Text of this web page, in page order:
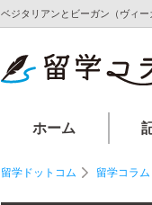
ベジタリアンとビーガン（ヴィ
ホーム
留学ドットコム 留学コラム